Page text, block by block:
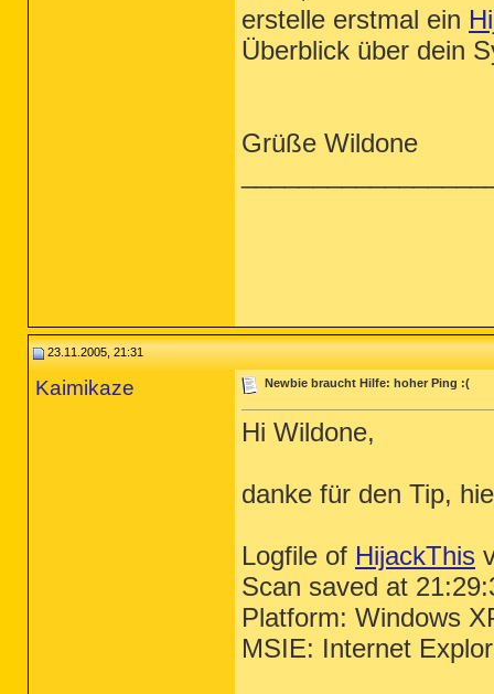
erstelle erstmal ein
Überblick über dein
Grüße Wildone
23.11.2005, 21:31
Kaimikaze Newbie braucht Hilfe: hoher Ping :(
Hi Wildone,
danke für den Tip,
Logfile of HijackThis
Scan saved at
Platform: Windows
MSIE: Internet